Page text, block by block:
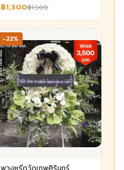
฿1,300฿1,500
-22%